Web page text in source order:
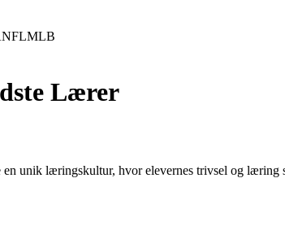
NFLMLB
Lærer
unik læringskultur, hvor elevernes trivsel og